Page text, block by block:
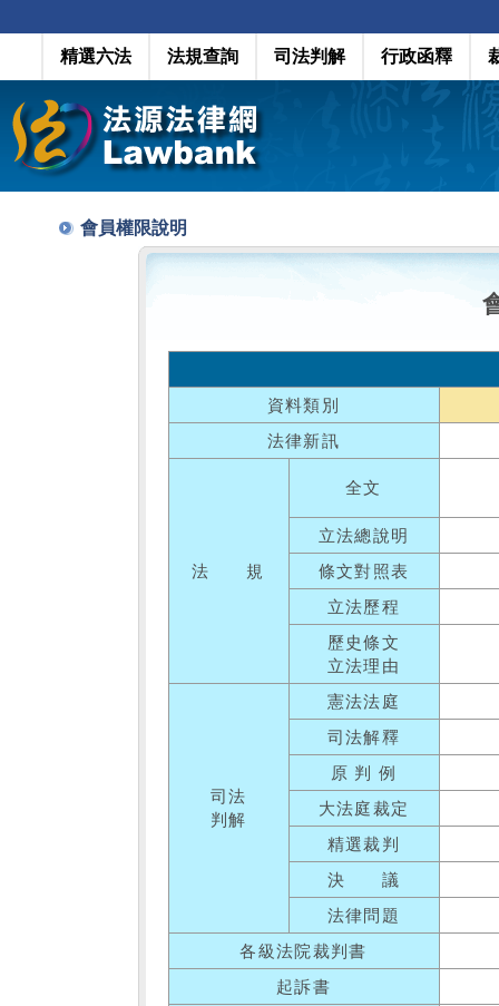
精選六法 法規查詢 司法判解 行政函釋
會員權限說明
資料類別
法律新訊
法 規
全文
立法總說明
條文對照表
立法歷程
歷史條文
立法理由
司法
判解
憲法法庭
司法解釋
原 判 例
大法庭裁定
精選裁判
決 議
法律問題
各級法院裁判書
起訴書